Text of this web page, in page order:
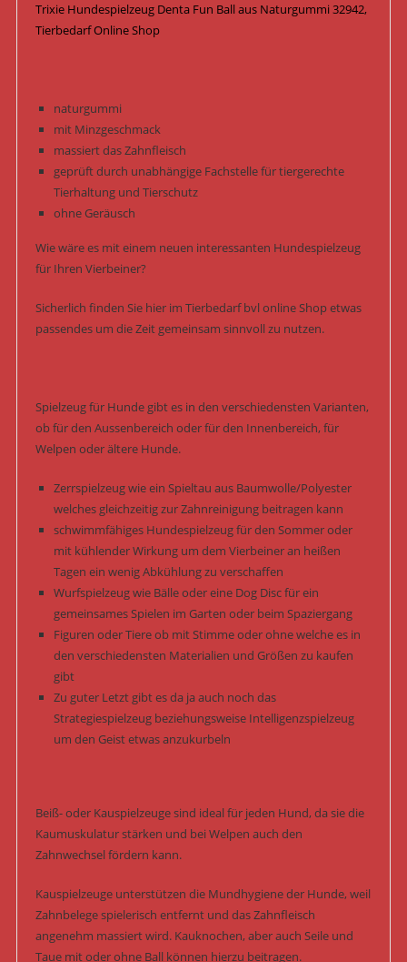
Trixie Hundespielzeug Denta Fun Ball aus Naturgummi 32942,
Tierbedarf Online Shop
naturgummi
mit Minzgeschmack
massiert das Zahnfleisch
geprüft durch unabhängige Fachstelle für tiergerechte
Tierhaltung und Tierschutz
ohne Geräusch
Wie wäre es mit einem neuen interessanten Hundespielzeug
für Ihren Vierbeiner?
Sicherlich finden Sie hier im Tierbedarf bvl online Shop etwas
passendes um die Zeit gemeinsam sinnvoll zu nutzen.
Spielzeug für Hunde gibt es in den verschiedensten Varianten,
ob für den Aussenbereich oder für den Innenbereich, für
Welpen oder ältere Hunde.
Zerrspielzeug wie ein Spieltau aus Baumwolle/Polyester
welches gleichzeitig zur Zahnreinigung beitragen kann
schwimmfähiges Hundespielzeug für den Sommer oder
mit kühlender Wirkung um dem Vierbeiner an heißen
Tagen ein wenig Abkühlung zu verschaffen
Wurfspielzeug wie Bälle oder eine Dog Disc für ein
gemeinsames Spielen im Garten oder beim Spaziergang
Figuren oder Tiere ob mit Stimme oder ohne welche es in
den verschiedensten Materialien und Größen zu kaufen
gibt
Zu guter Letzt gibt es da ja auch noch das
Strategiespielzeug beziehungsweise Intelligenzspielzeug
um den Geist etwas anzukurbeln
Beiß- oder Kauspielzeuge sind ideal für jeden Hund, da sie die
Kaumuskulatur stärken und bei Welpen auch den
Zahnwechsel fördern kann.
Kauspielzeuge unterstützen die Mundhygiene der Hunde, weil
Zahnbelege spielerisch entfernt und das Zahnfleisch
angenehm massiert wird. Kauknochen, aber auch Seile und
Taue mit oder ohne Ball können hierzu beitragen.